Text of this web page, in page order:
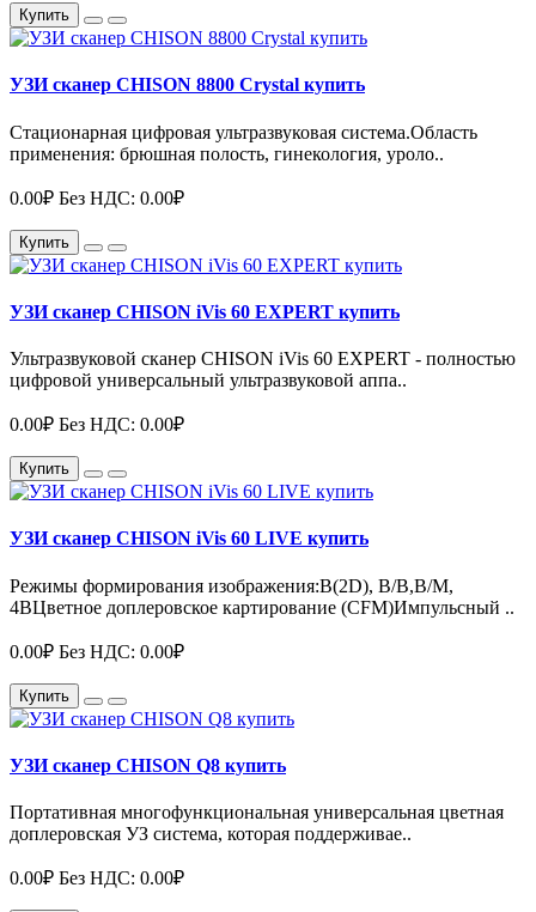
Купить
УЗИ сканер CHISON 8800 Crystal купить
Стационарная цифровая ультразвуковая система.Область
применения: брюшная полость, гинекология, уроло..
0.00₽ Без НДС: 0.00₽
Купить
УЗИ сканер CHISON iVis 60 EXPERT купить
Ультразвуковой сканер CHISON iVis 60 EXPERT - полностью
цифровой универсальный ультразвуковой аппа..
0.00₽ Без НДС: 0.00₽
Купить
УЗИ сканер CHISON iVis 60 LIVE купить
Режимы формирования изображения:B(2D), B/B,B/M,
4BЦветное доплеровское картирование (CFM)Импульсный ..
0.00₽ Без НДС: 0.00₽
Купить
УЗИ сканер CHISON Q8 купить
Портативная многофункциональная универсальная цветная
доплеровская УЗ система, которая поддерживае..
0.00₽ Без НДС: 0.00₽